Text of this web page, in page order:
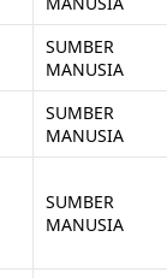
SUMBER
MANUSIA
SUMBER
MANUSIA
SUMBER
MANUSIA